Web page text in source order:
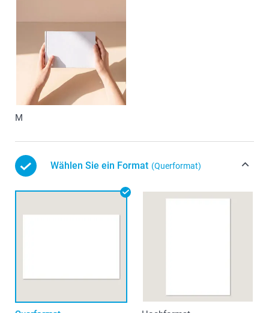
M
Wählen Sie ein Format (Querformat)